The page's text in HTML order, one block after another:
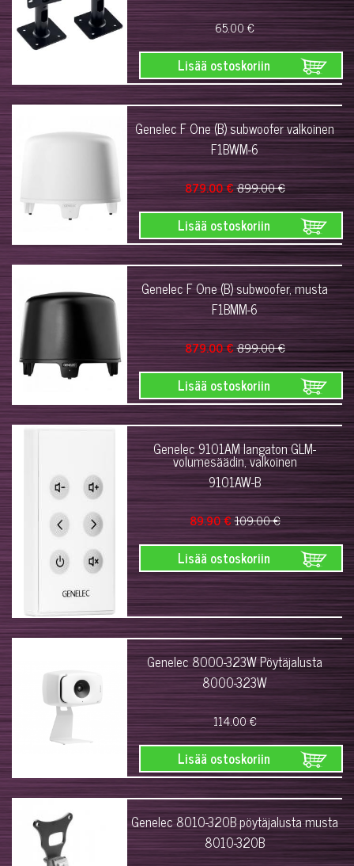
65.00 €
Lisää ostoskoriin
Genelec F One (B) subwoofer valkoinen
F1BWM-6
879.00 €899.00 €
Lisää ostoskoriin
Genelec F One (B) subwoofer, musta
F1BMM-6
879.00 €899.00 €
Lisää ostoskoriin
Genelec 9101AM langaton GLM-
volumesäädin, valkoinen
9101AW-B
89.90 €109.00 €
Lisää ostoskoriin
Genelec 8000-323W Pöytäjalusta
8000-323W
114.00 €
Lisää ostoskoriin
Genelec 8010-320B pöytäjalusta musta
8010-320B